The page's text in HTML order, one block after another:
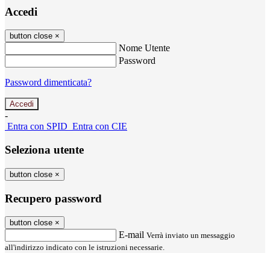
Accedi
button close ×
Nome Utente
Password
Password dimenticata?
-
Entra con SPID Entra con CIE
Seleziona utente
button close ×
Recupero password
button close ×
E-mail Verrà inviato un messaggio
all'indirizzo indicato con le istruzioni necessarie.